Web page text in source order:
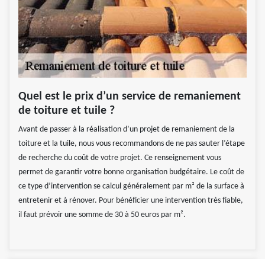
Quel est le prix d’un service de remaniement
de toiture et tuile ?
Avant de passer à la réalisation d’un projet de remaniement de la
toiture et la tuile, nous vous recommandons de ne pas sauter l’étape
de recherche du coût de votre projet. Ce renseignement vous
permet de garantir votre bonne organisation budgétaire. Le coût de
ce type d’intervention se calcul généralement par m² de la surface à
entretenir et à rénover. Pour bénéficier une intervention très fiable,
il faut prévoir une somme de 30 à 50 euros par m².